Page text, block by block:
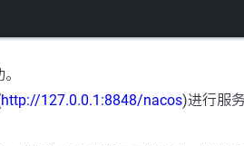
http://127.0.0.1:8848/nacos)进行服